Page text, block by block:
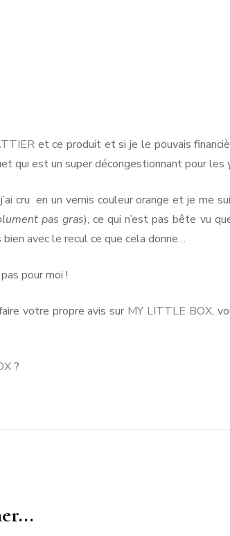
et ce produit et si je le pouvais
qui est un super décongestionnant pour les
cru en un vernis couleur orange et je me
pas gras), ce qui n’est pas bête vu
avec le recul ce que cela donne…
pour moi !
votre propre avis sur MY LITTLE BOX,
?